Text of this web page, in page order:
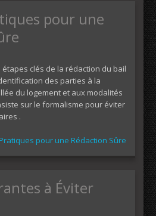
pour une
étapes clés de la rédaction du bail
des parties à la
du logement et aux modalités
sur le formalisme pour éviter
.
pour une Rédaction Sûre
à Éviter